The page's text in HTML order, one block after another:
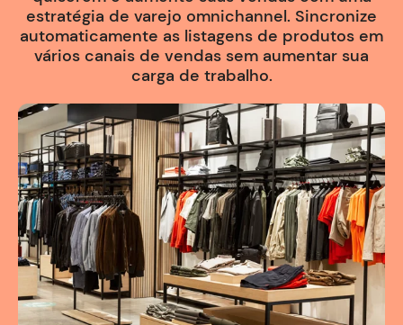
estratégia de varejo omnichannel. Sincronize
automaticamente as listagens de produtos em
vários canais de vendas sem aumentar sua
carga de trabalho.